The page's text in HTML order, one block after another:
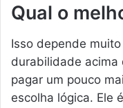
Qual o
Isso depende
durabilidade acima
pagar um pouco
escolha lógica. Ele